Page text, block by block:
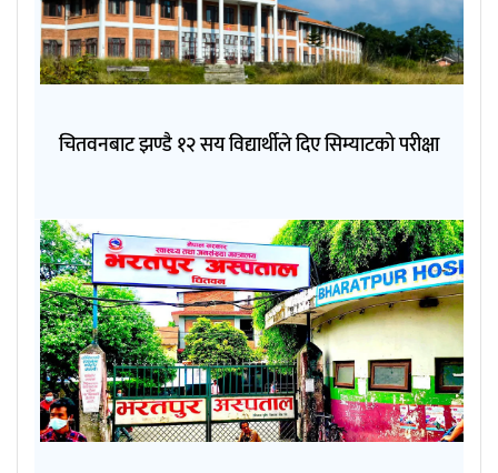
चितवनबाट झण्डै १२ सय विद्यार्थीले दिए सिम्याटको परीक्षा